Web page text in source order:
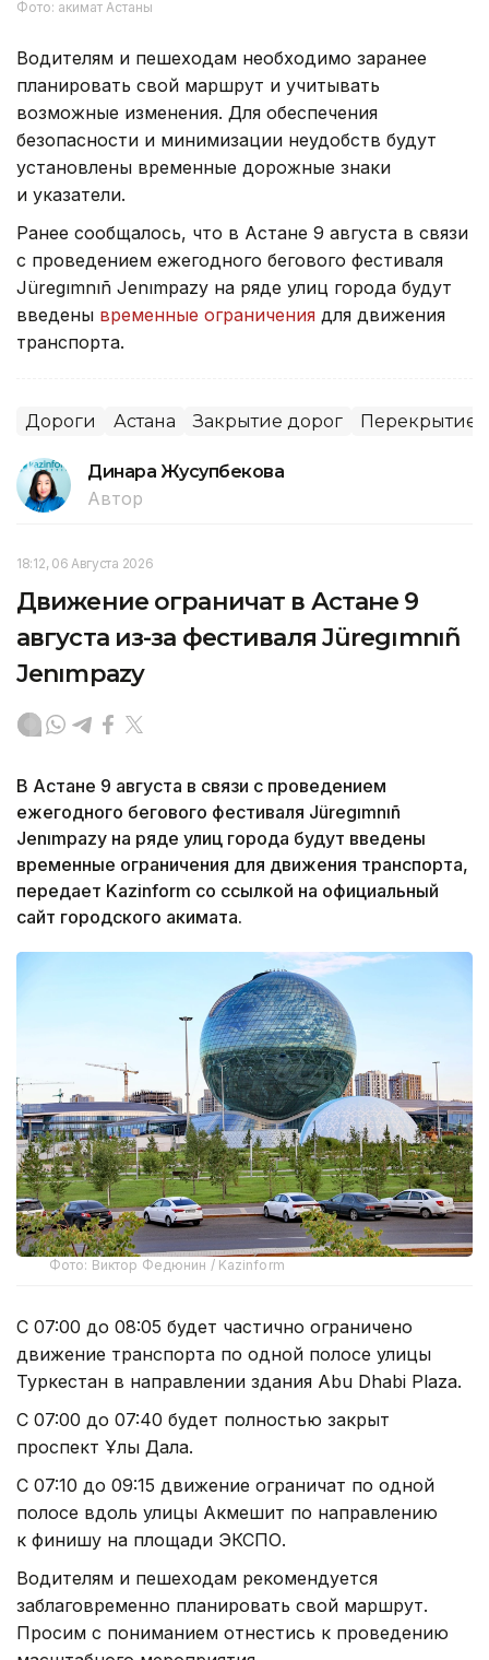
Фото: акимат Астаны
Водителям и пешеходам необходимо заранее
планировать свой маршрут и учитывать
возможные изменения. Для обеспечения
безопасности и минимизации неудобств будут
установлены временные дорожные знаки
и указатели.
Ранее сообщалось, что в Астане 9 августа в связи
с проведением ежегодного бегового фестиваля
Jüregımnıñ Jenımpazy на ряде улиц города будут
введены временные ограничения для движения
транспорта.
Дороги Астана Закрытие дорог Перекрытие
Динара Жусупбекова
Автор
18:12, 06 Августа 2026
Движение ограничат в Астане 9
августа из-за фестиваля Jüregımnıñ
Jenımpazy
В Астане 9 августа в связи с проведением
ежегодного бегового фестиваля Jüregımnıñ
Jenımpazy на ряде улиц города будут введены
временные ограничения для движения транспорта,
передает Kazinform со ссылкой на официальный
сайт городского акимата.
Фото: Виктор Федюнин / Kazinform
С 07:00 до 08:05 будет частично ограничено
движение транспорта по одной полосе улицы
Туркестан в направлении здания Abu Dhabi Plaza.
С 07:00 до 07:40 будет полностью закрыт
проспект Ұлы Дала.
С 07:10 до 09:15 движение ограничат по одной
полосе вдоль улицы Акмешит по направлению
к финишу на площади ЭКСПО.
Водителям и пешеходам рекомендуется
заблаговременно планировать свой маршрут.
Просим с пониманием отнестись к проведению